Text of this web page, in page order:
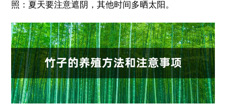
照：夏天要注意遮阴，其他时间多晒太阳。